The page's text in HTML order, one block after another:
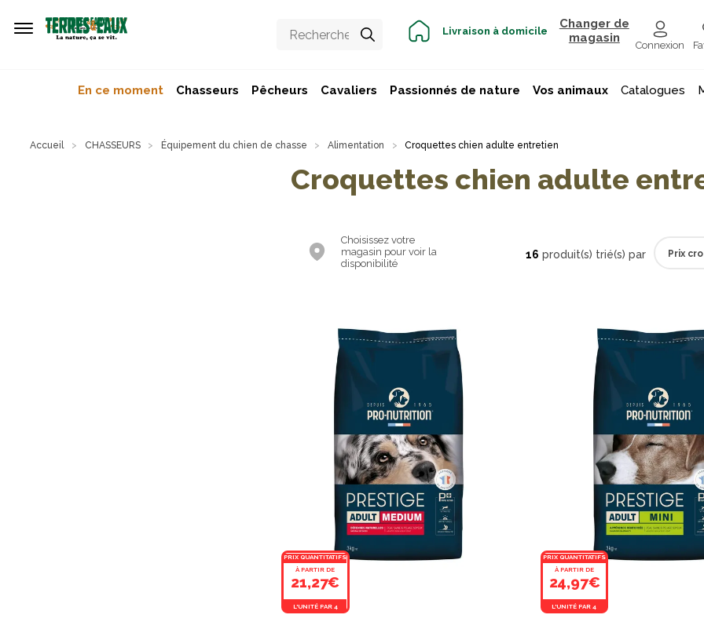
Livraison à domicile
Changer de
magasin
Connexion
En ce moment Chasseurs Pêcheurs Cavaliers Passionnés de nature Vos animaux Catalogues
Accueil CHASSEURS Équipement du chien de chasse Alimentation Croquettes chien adulte entretien
Croquettes chien adulte
Choisissez votre
magasin pour voir la
disponibilité
16 produit(s) trié(s) par
PRIX QUANTITATIFS
À PARTIR DE
21,27€
L'UNITÉ PAR 4
PRIX QUANTITATIFS
À PARTIR DE
24,97€
L'UNITÉ PAR 4